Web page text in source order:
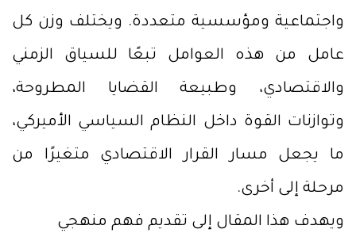
واجتماعية ومؤسسية متعددة. ويختلف وزن كل
عامل من هذه العوامل تبعًا للسياق الزمني
والاقتصادي، وطبيعة القضايا المطروحة،
وتوازنات القوة داخل النظام السياسي الأميركي،
ما يجعل مسار القرار الاقتصادي متغيرًا من
مرحلة إلى أخرى.
ويهدف هذا المقال إلى تقديم فهم منهجي